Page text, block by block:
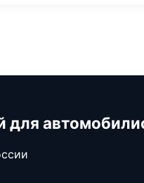
для